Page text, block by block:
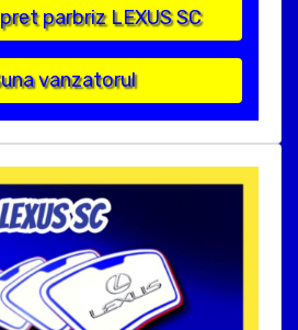
parbriz LEXUS SC
vanzatorul